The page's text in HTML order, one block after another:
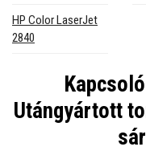
HP Color LaserJet
2840
Utángyártott